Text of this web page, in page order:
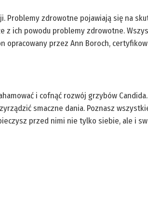
Problemy zdrowotne pojawiają się na
z ich powodu problemy zdrowotne.
opracowany przez Ann Boroch,
i cofnąć rozwój grzybów
smaczne dania. Poznasz
przed nimi nie tylko siebie, ale i